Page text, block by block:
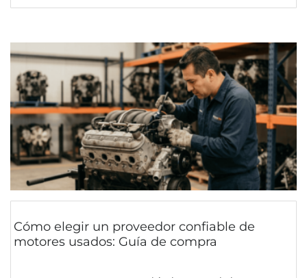
Cómo elegir un proveedor confiable de
motores usados: Guía de compra